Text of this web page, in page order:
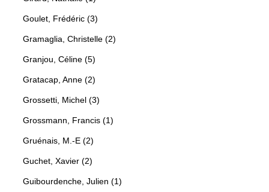
Goulet, Frédéric (3)
Gramaglia, Christelle (2)
Granjou, Céline (5)
Gratacap, Anne (2)
Grossetti, Michel (3)
Grossmann, Francis (1)
Gruénais, M.-E (2)
Guchet, Xavier (2)
Guibourdenche, Julien (1)